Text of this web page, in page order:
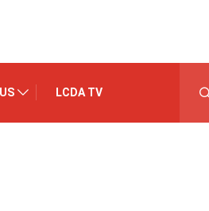
LCDA TV